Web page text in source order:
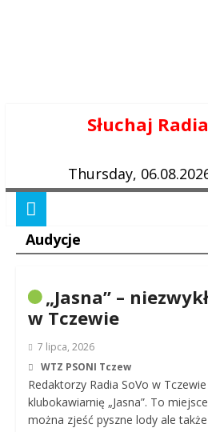
Słuchaj
Thursday,
Audycje
„Jasna” –
w Tczewie
7 lipca, 2026
WTZ PSONI Tczew
Redaktorzy Radia SoVo w
klubokawiarnię „Jasna”. To
można zjeść pyszne lody ale